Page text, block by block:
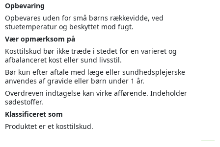
Opbevaring
Opbevares uden for små børns rækkevidde, ved
stuetemperatur og beskyttet mod fugt.
Vær opmærksom på
Kosttilskud bør ikke træde i stedet for en varieret og
afbalanceret kost eller sund livsstil.
Bør kun efter aftale med læge eller sundhedsplejerske
anvendes af gravide eller børn under 1 år.
Overdreven indtagelse kan virke afførende. Indeholder
sødestoffer.
Klassificeret som
Produktet er et kosttilskud.